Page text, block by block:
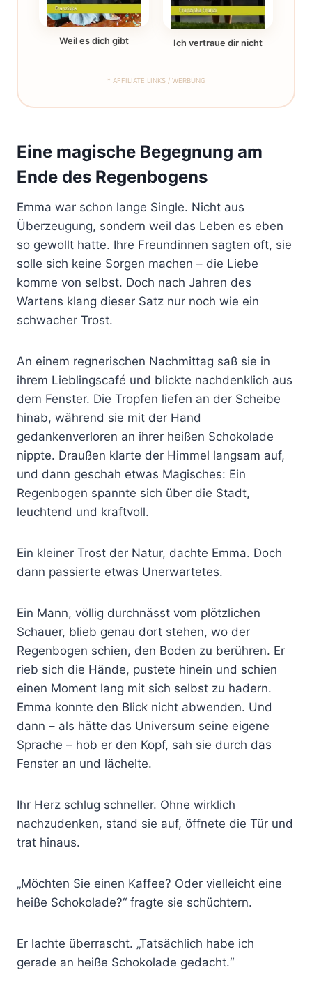
Weil es dich gibt Ich vertraue dir nicht
* AFFILIATE LINKS / WERBUNG
Eine magische Begegnung am
Ende des Regenbogens
Emma war schon lange Single. Nicht aus
Überzeugung, sondern weil das Leben es eben
so gewollt hatte. Ihre Freundinnen sagten oft, sie
solle sich keine Sorgen machen – die Liebe
komme von selbst. Doch nach Jahren des
Wartens klang dieser Satz nur noch wie ein
schwacher Trost.
An einem regnerischen Nachmittag saß sie in
ihrem Lieblingscafé und blickte nachdenklich aus
dem Fenster. Die Tropfen liefen an der Scheibe
hinab, während sie mit der Hand
gedankenverloren an ihrer heißen Schokolade
nippte. Draußen klarte der Himmel langsam auf,
und dann geschah etwas Magisches: Ein
Regenbogen spannte sich über die Stadt,
leuchtend und kraftvoll.
Ein kleiner Trost der Natur, dachte Emma. Doch
dann passierte etwas Unerwartetes.
Ein Mann, völlig durchnässt vom plötzlichen
Schauer, blieb genau dort stehen, wo der
Regenbogen schien, den Boden zu berühren. Er
rieb sich die Hände, pustete hinein und schien
einen Moment lang mit sich selbst zu hadern.
Emma konnte den Blick nicht abwenden. Und
dann – als hätte das Universum seine eigene
Sprache – hob er den Kopf, sah sie durch das
Fenster an und lächelte.
Ihr Herz schlug schneller. Ohne wirklich
nachzudenken, stand sie auf, öffnete die Tür und
trat hinaus.
„Möchten Sie einen Kaffee? Oder vielleicht eine
heiße Schokolade?“ fragte sie schüchtern.
Er lachte überrascht. „Tatsächlich habe ich
gerade an heiße Schokolade gedacht.“